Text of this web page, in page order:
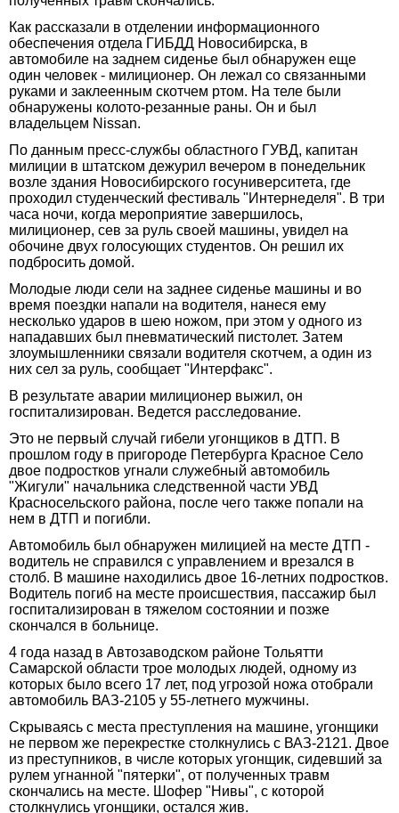
Как рассказали в отделении информационного
обеспечения отдела ГИБДД Новосибирска, в
автомобиле на заднем сиденье был обнаружен еще
один человек - милиционер. Он лежал со связанными
руками и заклеенным скотчем ртом. На теле были
обнаружены колото-резанные раны. Он и был
владельцем Nissan.
По данным пресс-службы областного ГУВД, капитан
милиции в штатском дежурил вечером в понедельник
возле здания Новосибирского госуниверситета, где
проходил студенческий фестиваль "Интернеделя". В три
часа ночи, когда мероприятие завершилось,
милиционер, сев за руль своей машины, увидел на
обочине двух голосующих студентов. Он решил их
подбросить домой.
Молодые люди сели на заднее сиденье машины и во
время поездки напали на водителя, нанеся ему
несколько ударов в шею ножом, при этом у одного из
нападавших был пневматический пистолет. Затем
злоумышленники связали водителя скотчем, а один из
них сел за руль, сообщает "Интерфакс".
В результате аварии милиционер выжил, он
госпитализирован. Ведется расследование.
Это не первый случай гибели угонщиков в ДТП. В
прошлом году в пригороде Петербурга Красное Село
двое подростков угнали служебный автомобиль
"Жигули" начальника следственной части УВД
Красносельского района, после чего также попали на
нем в ДТП и погибли.
Автомобиль был обнаружен милицией на месте ДТП -
водитель не справился с управлением и врезался в
столб. В машине находились двое 16-летних подростков.
Водитель погиб на месте происшествия, пассажир был
госпитализирован в тяжелом состоянии и позже
скончался в больнице.
4 года назад в Автозаводском районе Тольятти
Самарской области трое молодых людей, одному из
которых было всего 17 лет, под угрозой ножа отобрали
автомобиль ВАЗ-2105 у 55-летнего мужчины.
Скрываясь с места преступления на машине, угонщики
не первом же перекрестке столкнулись с ВАЗ-2121. Двое
из преступников, в числе которых угонщик, сидевший за
рулем угнанной "пятерки", от полученных травм
скончались на месте. Шофер "Нивы", с которой
столкнулись угонщики, остался жив.